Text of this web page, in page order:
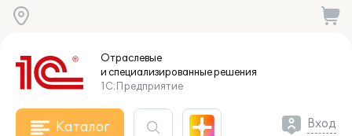
Отраслевые
и специализированныерешения
1С:Предприятие
Каталог Вход